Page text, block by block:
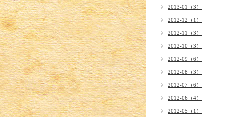
2013-01（3）
2012-12（1）
2012-11（3）
2012-10（3）
2012-09（6）
2012-08（3）
2012-07（6）
2012-06（4）
2012-05（1）